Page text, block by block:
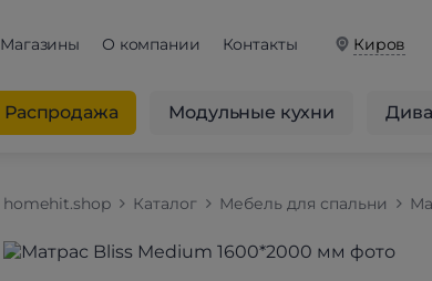
Магазины О компании Контакты Киров
Распродажа Модульные кухни
homehit.shop Каталог Мебель для спальни